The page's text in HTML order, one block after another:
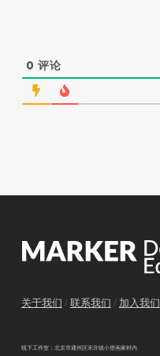
0 评论
关于我们 / 联系我们 / 加入我们
线下工作室：北京市通州区宋庄镇小堡画家村内